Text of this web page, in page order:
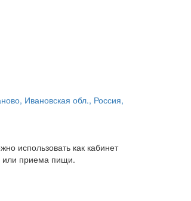
Ивановская обл., Россия,
использовать как кабинет
или приема пищи.